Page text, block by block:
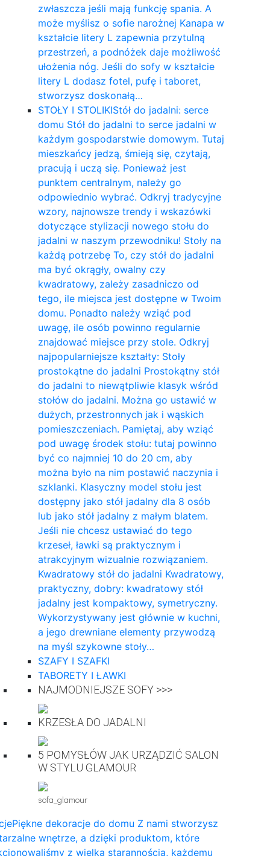
zwłaszcza jeśli mają funkcję spania. A
może myślisz o sofie narożnej Kanapa w
kształcie litery L zapewnia przytulną
przestrzeń, a podnóżek daje możliwość
ułożenia nóg. Jeśli do sofy w kształcie
litery L dodasz fotel, pufę i taboret,
stworzysz doskonałą…
STOŁY I STOLIKIStół do jadalni: serce
domu Stół do jadalni to serce jadalni w
każdym gospodarstwie domowym. Tutaj
mieszkańcy jedzą, śmieją się, czytają,
pracują i uczą się. Ponieważ jest
punktem centralnym, należy go
odpowiednio wybrać. Odkryj tradycyjne
wzory, najnowsze trendy i wskazówki
dotyczące stylizacji nowego stołu do
jadalni w naszym przewodniku! Stoły na
każdą potrzebę To, czy stół do jadalni
ma być okrągły, owalny czy
kwadratowy, zależy zasadniczo od
tego, ile miejsca jest dostępne w Twoim
domu. Ponadto należy wziąć pod
uwagę, ile osób powinno regularnie
znajdować miejsce przy stole. Odkryj
najpopularniejsze kształty: Stoły
prostokątne do jadalni Prostokątny stół
do jadalni to niewątpliwie klasyk wśród
stołów do jadalni. Można go ustawić w
dużych, przestronnych jak i wąskich
pomieszczeniach. Pamiętaj, aby wziąć
pod uwagę środek stołu: tutaj powinno
być co najmniej 10 do 20 cm, aby
można było na nim postawić naczynia i
szklanki. Klasyczny model stołu jest
dostępny jako stół jadalny dla 8 osób
lub jako stół jadalny z małym blatem.
Jeśli nie chcesz ustawiać do tego
krzeseł, ławki są praktycznym i
atrakcyjnym wizualnie rozwiązaniem.
Kwadratowy stół do ​​jadalni Kwadratowy,
praktyczny, dobry: kwadratowy stół
jadalny jest kompaktowy, symetryczny.
Wykorzystywany jest głównie w kuchni,
a jego drewniane elementy przywodzą
na myśl szykowne stoły…
SZAFY I SZAFKI
TABORETY I ŁAWKI
NAJMODNIEJSZE SOFY >>>
KRZESŁA DO JADALNI
5 POMYSŁÓW JAK URZĄDZIĆ SALON
W STYLU GLAMOUR
sofa_glamour
Piękne dekoracje do domu Z nami stworzysz
wnętrze, a dzięki produktom, które
z wielką starannością, każdemu